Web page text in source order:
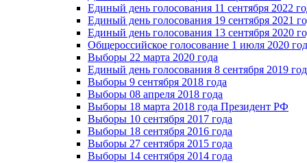
Единый день голосования 11 сентября 2022
Единый день голосования 19 сентября 2021
Единый день голосования 13 сентября 2020
Общероссийское голосование 1 июля 2020
Выборы 22 марта 2020 года
Единый день голосования 8 сентября 2019
Выборы 9 сентября 2018 года
Выборы 08 апреля 2018 года
Выборы 18 марта 2018 года Президент РФ
Выборы 10 сентября 2017 года
Выборы 18 сентября 2016 года
Выборы 27 сентября 2015 года
Выборы 14 сентября 2014 года